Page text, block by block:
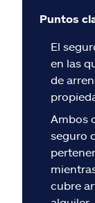
Recursos
Reclamos
Asistencia y
Buscar agente
Explore Allstate
Puntos
El
en las
de
Ambos
seguro
cubre